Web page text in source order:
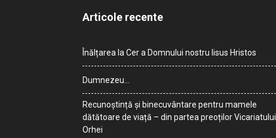
Articole recente
Înălțarea la Cer a Domnului nostru Iisus Hristos
Dumnezeu…
Recunoștință și binecuvântare pentru mamele
dătătoare de viață – din partea preoților Vicariatului
Orhei